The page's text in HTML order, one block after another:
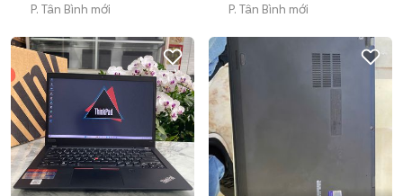
P. Tân Bình mới
P. Tân Bình mới